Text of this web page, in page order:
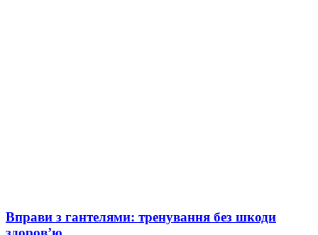
Вправи з гантелями: тренування без шкоди